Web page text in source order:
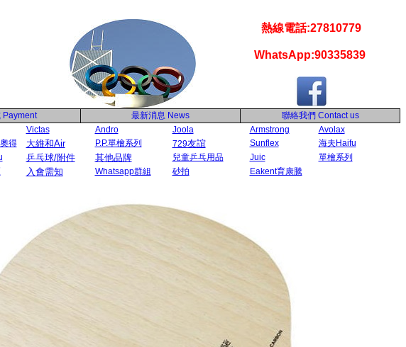
熱線電話:27810779
WhatsApp:90335839
Payment 最新消息 News 聯絡我們 Contact us
Victas Andro Joola Armstrong
Avolax
得 大維和Air P.P.單檜系列 729友誼 Sunflex
海夫Haifu
乒乓球/附件 其他品牌 兒童乒乓用品 Juic
單檜系列
入會需知 Whatsapp群組 砂拍 Eakent育康騰